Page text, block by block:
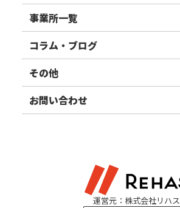
リハスワーク
リハスファーム
事業所一覧
関東エリア
東北エリア
甲信越エリア
四国・九州エリア
コラム・ブログ
事業所ブログ
ご利用者様の声
その他
お知らせ
お問い合わせ
運営元：株式会社リハス